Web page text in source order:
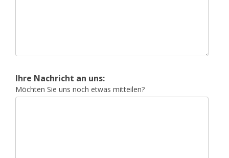
Ihre Nachricht an uns:
Möchten Sie uns noch etwas mitteilen?